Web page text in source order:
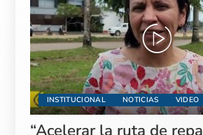
INSTITUCIONAL NOTICIAS VIDEO
“Acelerar la ruta de